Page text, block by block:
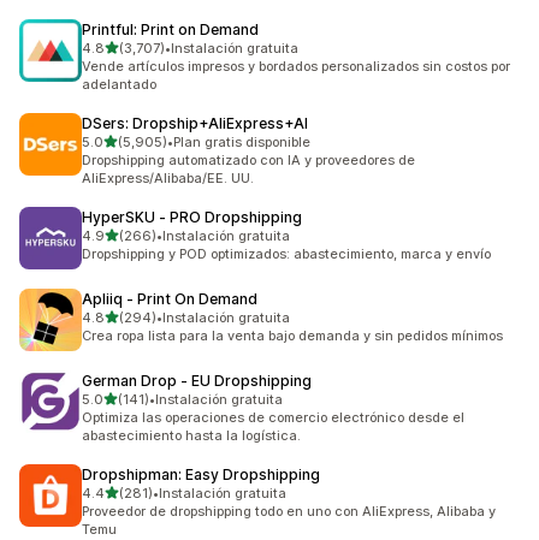
Printful: Print on Demand
4.8de 5 estrellas
(3,707)
3707 reseñas en total
•Instalación gratuita
Vende artículos impresos y bordados personalizados sin costos por
adelantado
DSers: Dropship+AliExpress+AI
5.0de 5 estrellas
(5,905)
5905 reseñas en total
•Plan gratis disponible
Dropshipping automatizado con IA y proveedores de
AliExpress/Alibaba/EE. UU.
HyperSKU ‑ PRO Dropshipping
4.9de 5 estrellas
(266)
266 reseñas en total
•Instalación gratuita
Dropshipping y POD optimizados: abastecimiento, marca y envío
Apliiq ‑ Print On Demand
4.8de 5 estrellas
(294)
294 reseñas en total
•Instalación gratuita
Crea ropa lista para la venta bajo demanda y sin pedidos mínimos
German Drop ‑ EU Dropshipping
5.0de 5 estrellas
(141)
141 reseñas en total
•Instalación gratuita
Optimiza las operaciones de comercio electrónico desde el
abastecimiento hasta la logística.
Dropshipman: Easy Dropshipping
4.4de 5 estrellas
(281)
281 reseñas en total
•Instalación gratuita
Proveedor de dropshipping todo en uno con AliExpress, Alibaba y
Temu